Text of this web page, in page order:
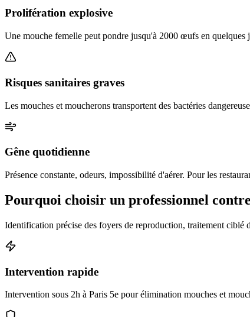
Prolifération explosive
Une mouche femelle peut pondre jusqu'à 2000 œufs en quelques
Risques sanitaires graves
Les mouches et moucherons transportent des bactéries
Gêne quotidienne
Présence constante, odeurs, impossibilité d'aérer. Pour les
Pourquoi choisir un professionnel
Identification précise des foyers de reproduction, traitement ciblé
Intervention rapide
Intervention sous 2h à Paris 5e pour élimination mouches et